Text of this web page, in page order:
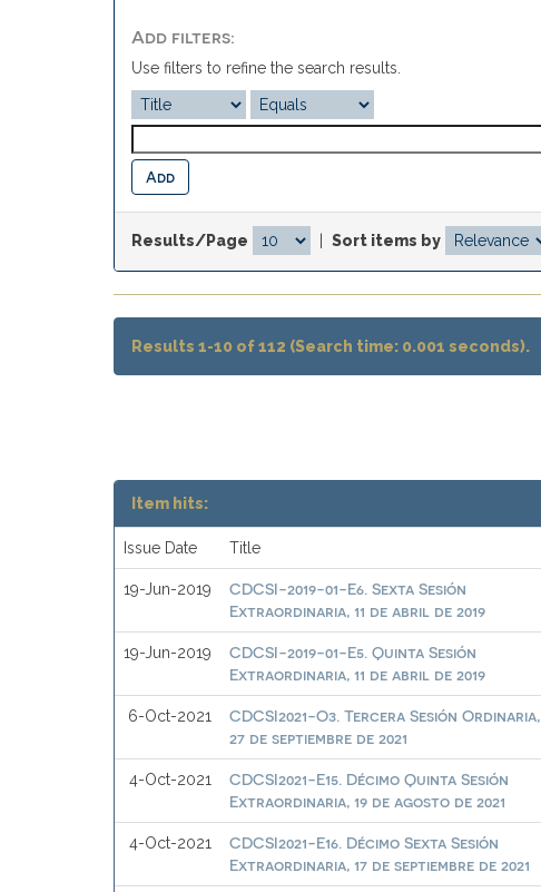
Add filters:
Use filters to refine the search results.
Results/Page Sort items by
Results 1-10 of 112 (Search time: 0.001 seconds).
Item hits:
Issue Date Title
19-Jun-2019
CDCSI-2019-01-E6. Sexta Sesión
Extraordinaria, 11 de abril de 2019
19-Jun-2019
CDCSI-2019-01-E5. Quinta Sesión
Extraordinaria, 11 de abril de 2019
6-Oct-2021
CDCSI2021-O3. Tercera Sesión Ordinaria,
27 de septiembre de 2021
4-Oct-2021
CDCSI2021-E15. Décimo Quinta Sesión
Extraordinaria, 19 de agosto de 2021
4-Oct-2021
CDCSI2021-E16. Décimo Sexta Sesión
Extraordinaria, 17 de septiembre de 2021